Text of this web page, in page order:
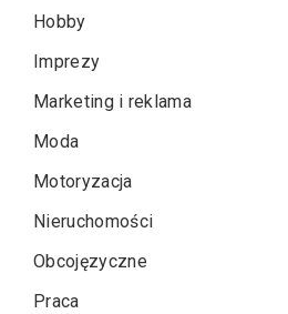
Hobby
Imprezy
Marketing i reklama
Moda
Motoryzacja
Nieruchomości
Obcojęzyczne
Praca